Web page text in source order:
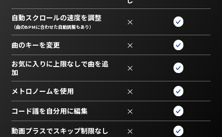
自動スクロールの速度を調整
（曲のBPMに合わせた自動調整もあり） ×
曲のキーを変更 ×
お気に入りに上限なしで曲を追
加
×
メトロノームを使用 ×
コード譜を自分用に編集 ×
動画プラスでスキップ制限なし ×